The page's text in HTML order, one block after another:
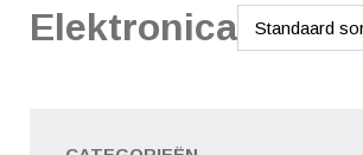
Elektronica